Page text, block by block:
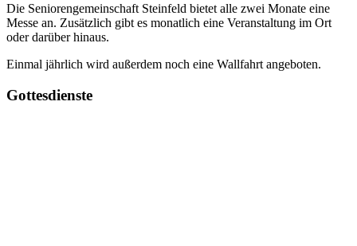
Die Seniorengemeinschaft Steinfeld bietet alle zwei Monate eine
Messe an. Zusätzlich gibt es monatlich eine Veranstaltung im Ort
oder darüber hinaus.
Einmal jährlich wird außerdem noch eine Wallfahrt angeboten.
Gottesdienste